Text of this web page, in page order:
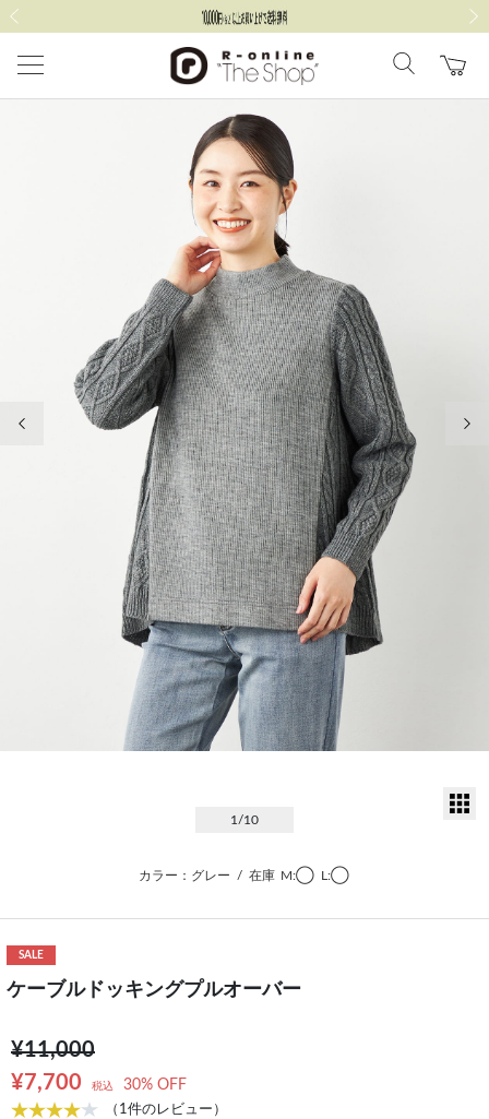
1 /10
カラー：グレー / 在庫 M:◯ L:◯
SALE
ケーブルドッキングプルオーバー
¥11,000
¥7,700
税込 30% OFF
（1件のレビュー）